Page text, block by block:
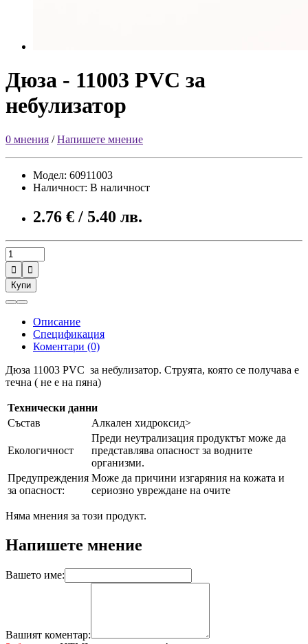
Дюза - 11003 PVC за
небулизатор
0 мнения /Напишете мнение
Модел: 60911003
Наличност: В наличност
2.76 € / 5.40 лв.


Купи
Описание
Спецификация
Коментари (0)
Дюза 11003 PVC за небулизатор. Струята, която се получава е
течна ( не е на пяна)
Технически данни
Състав
Алкален хидроксид>
Екологичност
Преди неутрализация продуктът може да
представлява опасност за водните
организми.
Предупреждения
за опасност:
Може да причини изгаряния на кожата и
сериозно увреждане на очите
Няма мнения за този продукт.
Напишете мнение
Вашето име:
Вашият коментар: